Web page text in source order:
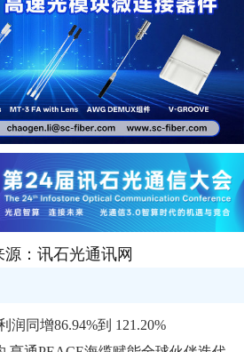
源：讯石光通讯网
润同增86.94%到 121.20%